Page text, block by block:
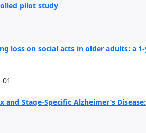
pilot study
loss on social acts in older adults: a
Stage-Specific Alzheimer’s